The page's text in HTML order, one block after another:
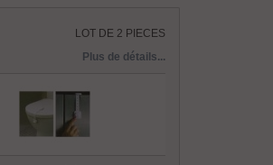
LOT DE 2 PIECES
Plus de détails...